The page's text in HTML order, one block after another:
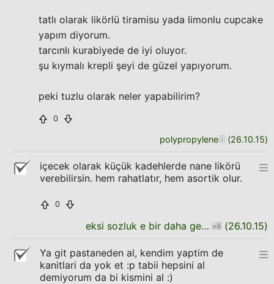
tatlı olarak likörlü tiramisu yada limonlu cupcake
yapım diyorum.
tarcınlı kurabiyede de iyi oluyor.
şu kıymalı krepli şeyi de güzel yapıyorum.
peki tuzlu olarak neler yapabilirim?
0
polypropylene (26.10.15)
içecek olarak küçük kadehlerde nane likörü
verebilirsin. hem rahatlatır, hem asortik olur.
0
eksi sozluk e bir daha geldim (26.10.15)
Ya git pastaneden al, kendim yaptim de
kanitlari da yok et :p tabii hepsini al
demiyorum da bi kismini al :)